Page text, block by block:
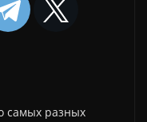
самых разных